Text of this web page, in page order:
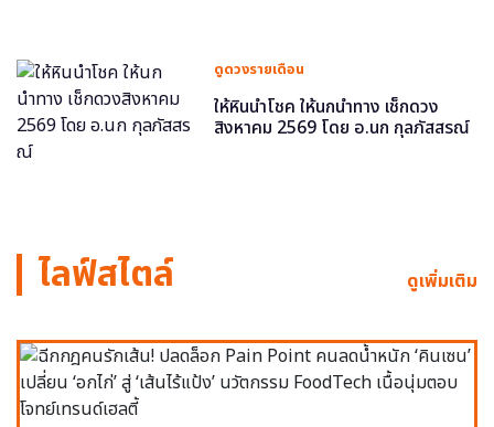
ดูดวงรายเดือน
ให้หินนำโชค ให้นกนำทาง เช็กดวง
สิงหาคม 2569 โดย อ.นก กุลภัสสรณ์
ไลฟ์สไตล์ ดูเพิ่มเติม